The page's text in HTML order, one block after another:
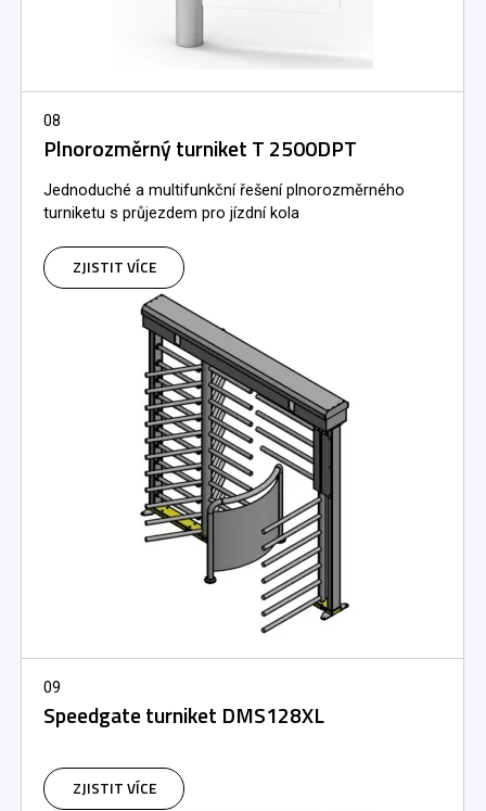
08
Plnorozměrný turniket T 2500DPT
Jednoduché a multifunkční řešení plnorozměrného
turniketu s průjezdem pro jízdní kola
ZJISTIT VÍCE
09
Speedgate turniket DMS128XL
ZJISTIT VÍCE